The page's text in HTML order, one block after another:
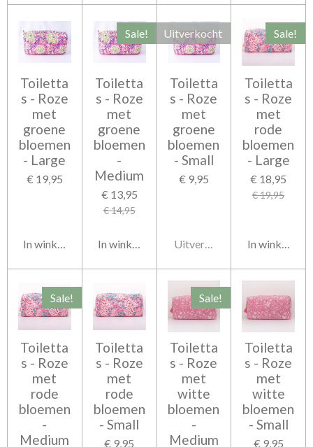
Toiletta
s - Roze
met
groene
bloemen
- Large
€ 19,95
In winkelwagen
Sale!
Toiletta
s - Roze
met
groene
bloemen
-
Medium
€ 13,95
€ 14,95
In winkelwagen
Uitverkocht
Toiletta
s - Roze
met
groene
bloemen
- Small
€ 9,95
Uitverkocht
Sale!
Toiletta
s - Roze
met
rode
bloemen
- Large
€ 18,95
€ 19,95
In
Sale!
Toiletta
s - Roze
met
rode
bloemen
-
Medium
Toiletta
s - Roze
met
rode
bloemen
- Small
€ 9,95
Sale!
Toiletta
s - Roze
met
witte
bloemen
-
Medium
Toiletta
s - Roze
met
witte
bloemen
- Small
€ 9,95